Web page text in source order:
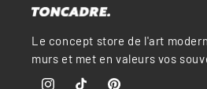
Le concept store de l'art
murs et met en valeurs vos